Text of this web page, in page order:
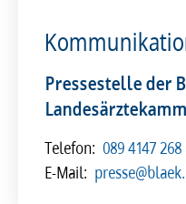
Pressestelle der
Telefon: 089 4147 268
E-Mail: